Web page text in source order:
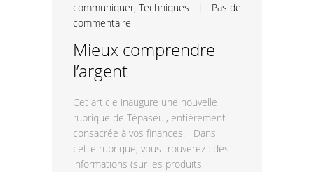
communiquer, Techniques | Pas de
commentaire
Mieux comprendre
l’argent
Cet article inaugure une nouvelle
rubrique de Tépaseul, entièrement
consacrée à vos finances. Dans
cette rubrique, vous trouverez : des
informations (sur les produits